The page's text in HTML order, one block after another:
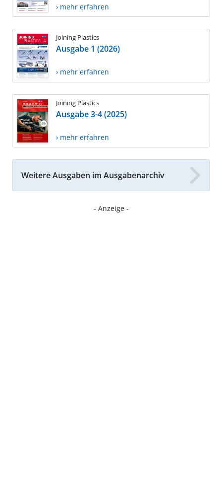
› mehr erfahren
Joining Plastics
Ausgabe 1 (2026)
› mehr erfahren
Joining Plastics
Ausgabe 3-4 (2025)
› mehr erfahren
Weitere Ausgaben im Ausgabenarchiv
- Anzeige -